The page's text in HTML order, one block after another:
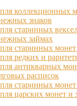
коллекционных
знаков
старинных
займах
старинных
редких и
антикварных
расписок
старинных
царских монет и